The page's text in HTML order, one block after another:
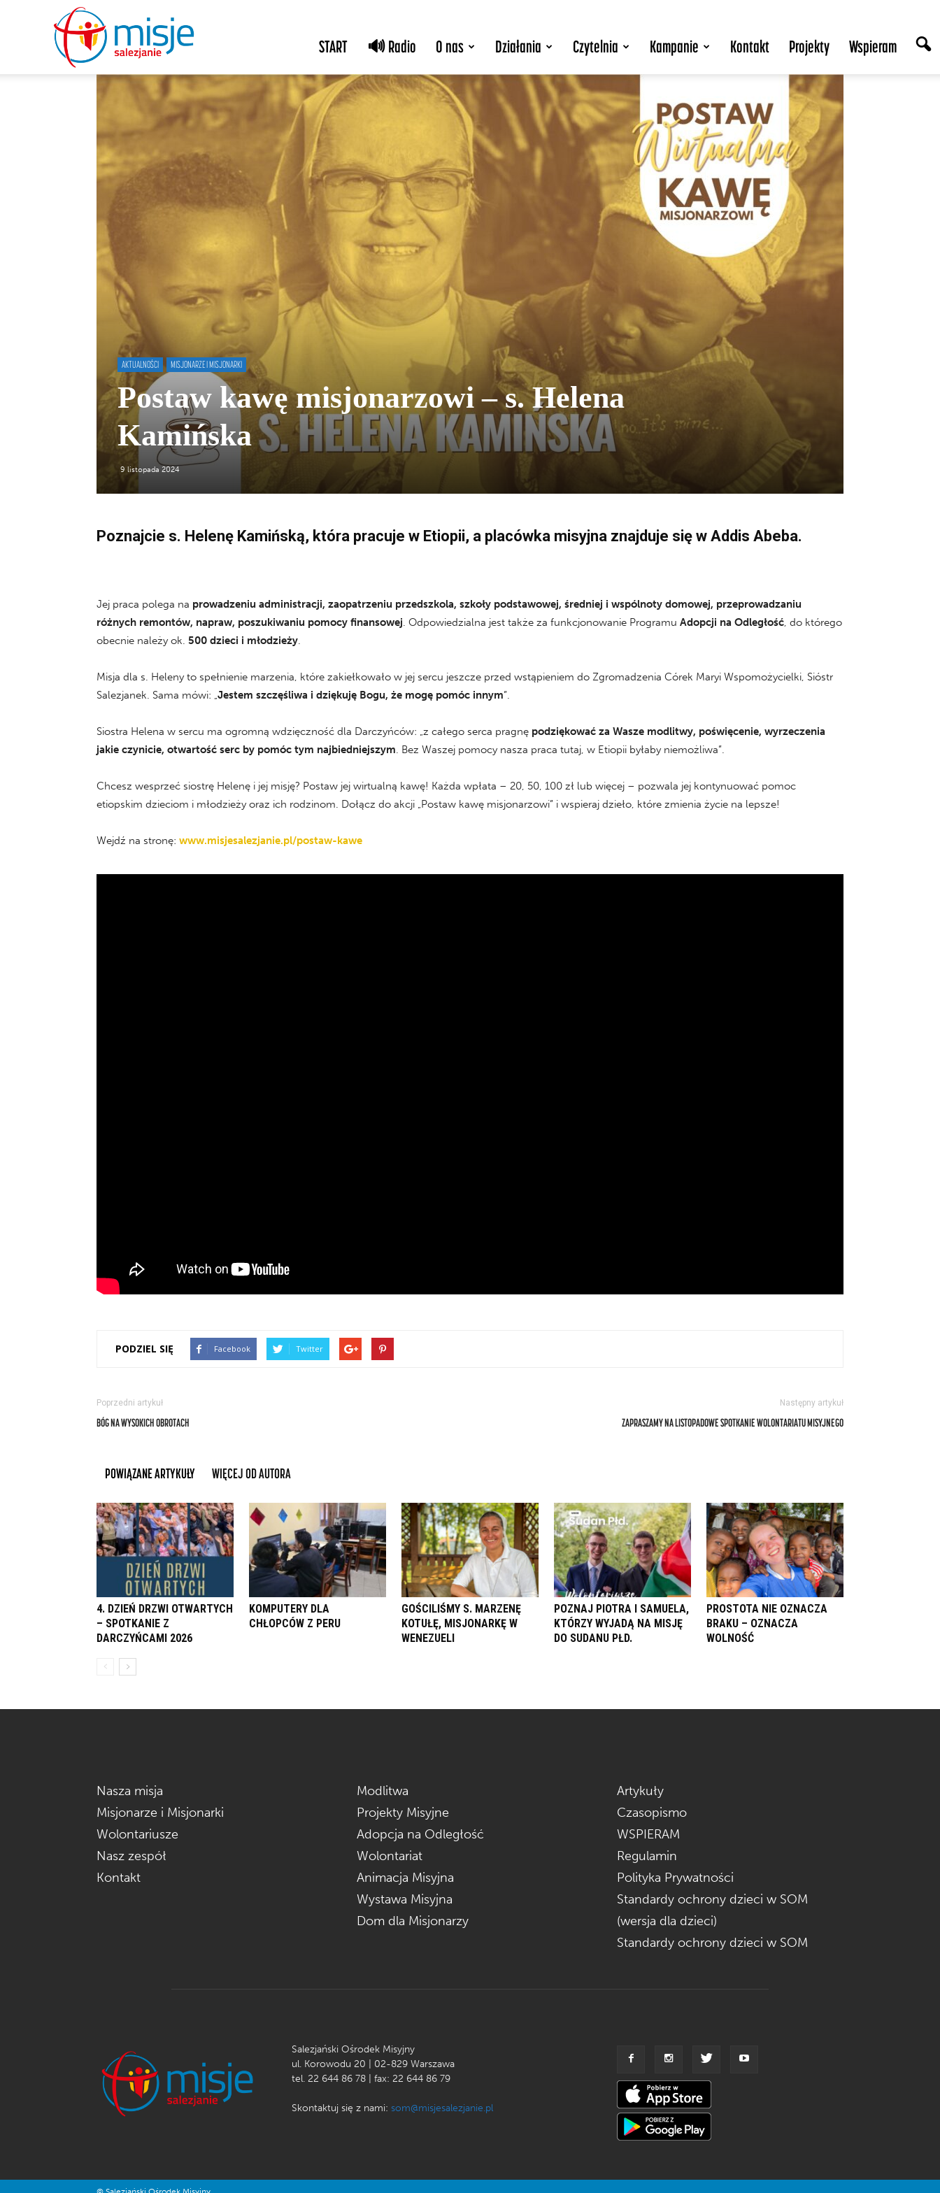
salezjanie
START 🔊 Radio O nas Działania Czytelnia Kampanie Kontakt Projekty Wspieram
AKTUALNOŚCI MISJONARZE I MISJONARKI
Postaw kawę misjonarzowi – s. Helena
Kamińska
9 listopada 2024
Poznajcie s. Helenę Kamińską, która pracuje w Etiopii, a placówka misyjna znajduje się w Addis Abeba.
Jej praca polega na prowadzeniu administracji, zaopatrzeniu przedszkola, szkoły podstawowej, średniej i wspólnoty domowej, przeprowadzaniu
różnych remontów, napraw, poszukiwaniu pomocy finansowej. Odpowiedzialna jest także za funkcjonowanie Programu Adopcji na Odległość, do którego
obecnie należy ok. 500 dzieci i młodzieży.
Misja dla s. Heleny to spełnienie marzenia, które zakiełkowało w jej sercu jeszcze przed wstąpieniem do Zgromadzenia Córek Maryi Wspomożycielki, Sióstr
Salezjanek. Sama mówi: „Jestem szczęśliwa i dziękuję Bogu, że mogę pomóc innym”.
Siostra Helena w sercu ma ogromną wdzięczność dla Darczyńców: „z całego serca pragnę podziękować za Wasze modlitwy, poświęcenie, wyrzeczenia
jakie czynicie, otwartość serc by pomóc tym najbiedniejszym. Bez Waszej pomocy nasza praca tutaj, w Etiopii byłaby niemożliwa”.
Chcesz wesprzeć siostrę Helenę i jej misję? Postaw jej wirtualną kawę! Każda wpłata – 20, 50, 100 zł lub więcej – pozwala jej kontynuować pomoc
etiopskim dzieciom i młodzieży oraz ich rodzinom. Dołącz do akcji „Postaw kawę misjonarzowi” i wspieraj dzieło, które zmienia życie na lepsze!
Wejdź na stronę: www.misjesalezjanie.pl/postaw-kawe
PODZIEL SIĘ Facebook Twitter
Poprzedni artykuł
BÓG NA WYSOKICH OBROTACH
Następny artykuł
ZAPRASZAMY NA LISTOPADOWE SPOTKANIE WOLONTARIATU MISYJNEGO
POWIĄZANE ARTYKUŁY WIĘCEJ OD AUTORA
4. DZIEŃ DRZWI OTWARTYCH
– SPOTKANIE Z
DARCZYŃCAMI 2026
KOMPUTERY DLA
CHŁOPCÓW Z PERU
GOŚCILIŚMY S. MARZENĘ
KOTUŁĘ, MISJONARKĘ W
WENEZUELI
POZNAJ PIOTRA I SAMUELA,
KTÓRZY WYJADĄ NA MISJĘ
DO SUDANU PŁD.
PROSTOTA NIE OZNACZA
BRAKU – OZNACZA
WOLNOŚĆ
Nasza misja
Misjonarze i Misjonarki
Wolontariusze
Nasz zespół
Kontakt
Modlitwa
Projekty Misyjne
Adopcja na Odległość
Wolontariat
Animacja Misyjna
Wystawa Misyjna
Dom dla Misjonarzy
Artykuły
Czasopismo
WSPIERAM
Regulamin
Polityka Prywatności
Standardy ochrony dzieci w SOM
(wersja dla dzieci)
Standardy ochrony dzieci w SOM
Salezjański Ośrodek Misyjny
ul. Korowodu 20 | 02-829 Warszawa
tel. 22 644 86 78 | fax: 22 644 86 79
Skontaktuj się z nami: som@misjesalezjanie.pl